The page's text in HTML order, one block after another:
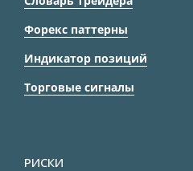
Форекс паттерны
Индикатор позиций
Торговые сигналы
РИСКИ